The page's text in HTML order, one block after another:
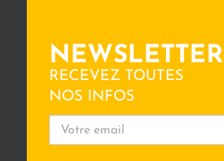
NEWSLETTER
RECEVEZ TOUTES
NOS INFOS